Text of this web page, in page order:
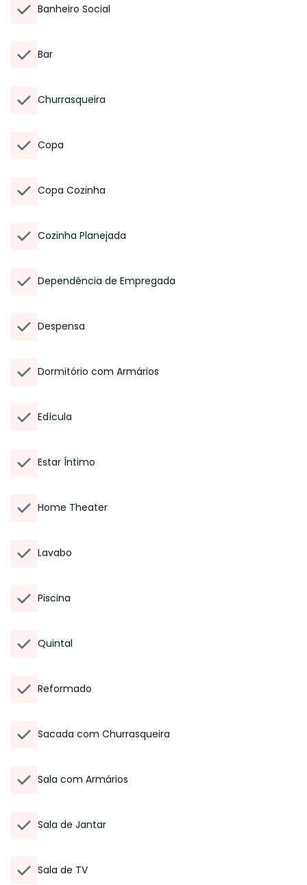
Banheiro Social
Bar
Churrasqueira
Copa
Copa Cozinha
Cozinha Planejada
Dependência de Empregada
Despensa
Dormitório com Armários
Edícula
Estar Íntimo
Home Theater
Lavabo
Piscina
Quintal
Reformado
Sacada com Churrasqueira
Sala com Armários
Sala de Jantar
Sala de TV